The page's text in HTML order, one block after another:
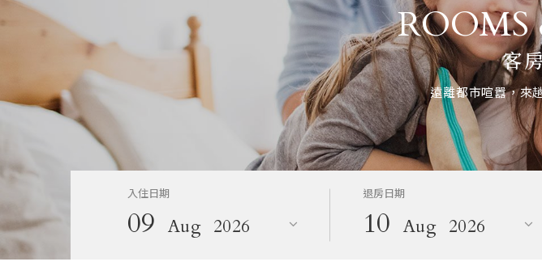
ROOMS
客
遠離都市喧囂，來
入住日期
09 Aug 2026
退房日期
10 Aug 2026